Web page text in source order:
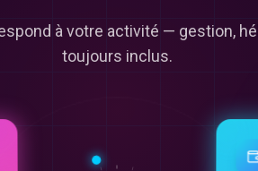
à votre activité — gestion,
toujours inclus.